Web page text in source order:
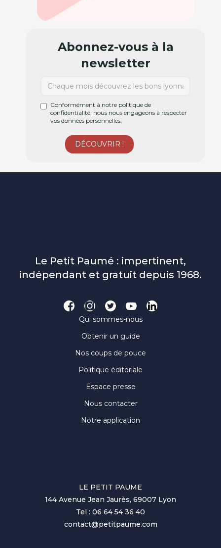
Abonnez-vous à la
newsletter
Conformément à notre politique de
confidentialité, nous nous engageons à respecter
vos données personnelles.
Le Petit Paumé : impertinent,
indépendant et gratuit depuis 1968.
Qui sommes-nous
Obtenir un guide
Nos coups de pouce
Politique éditoriale
Espace presse
Nous contacter
Notre application
LE PETIT PAUME
144 Avenue Jean Jaurès, 69007 Lyon
Tel : 06 64 54 36 40
contact@petitpaume.com